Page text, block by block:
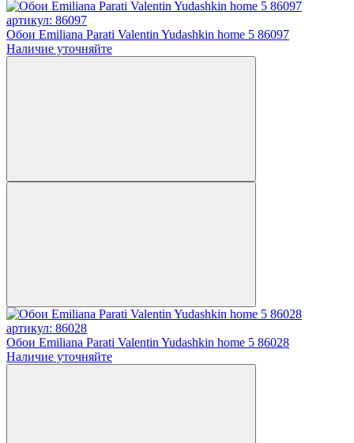
артикул: 86097
Обои Emiliana Parati Valentin Yudashkin home 5 86097
Наличие уточняйте
артикул: 86028
Обои Emiliana Parati Valentin Yudashkin home 5 86028
Наличие уточняйте